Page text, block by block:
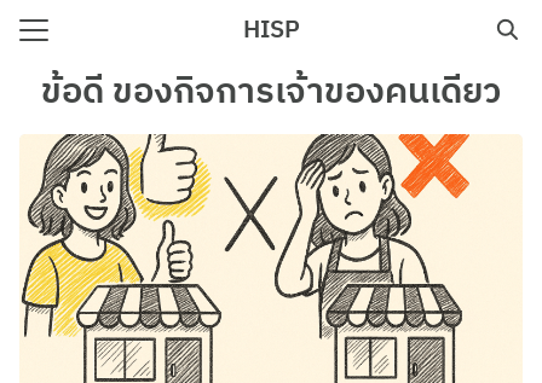
Skip
content
HISP
Search
for:ข้อดี ของกิจการเจ้าของคนเดียว